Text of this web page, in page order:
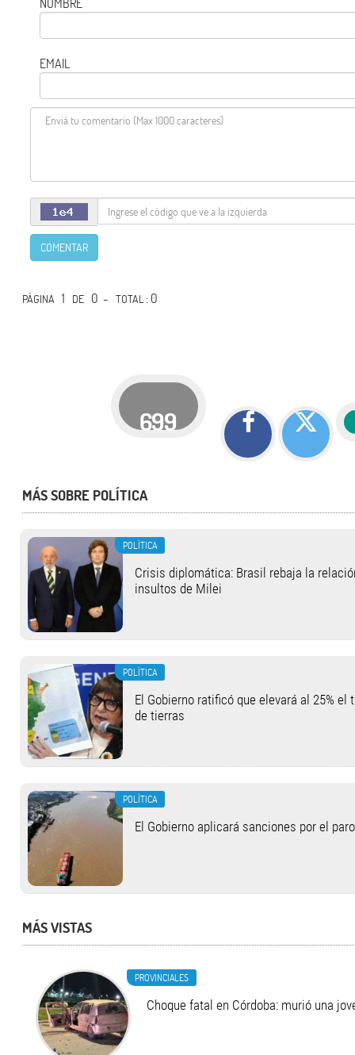
EMAIL
COMENTAR
PÁGINA 1 DE 0 -TOTAL: 0
699
MÁS SOBRE POLÍTICA
POLÍTICA
Crisis diplomática: Brasil rebaja la
insultos de Milei
POLÍTICA
El Gobierno ratificó que elevará al 25%
de tierras
POLÍTICA
El Gobierno aplicará sanciones por el
MÁS VISTAS
PROVINCIALES
Choque fatal en Córdoba: murió una